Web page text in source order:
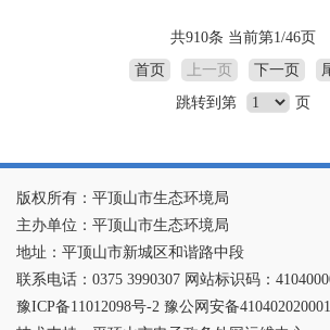
共910条 当前第1/46页
首页
上一页 下一页
跳转到第
页
版权所有：平顶山市生态环境局
主办单位：平顶山市生态环境局
地址：平顶山市新城区和谐路中段
联系电话：0375 3990307 网站标识码：
豫ICP备11012098号-2 豫公网安备